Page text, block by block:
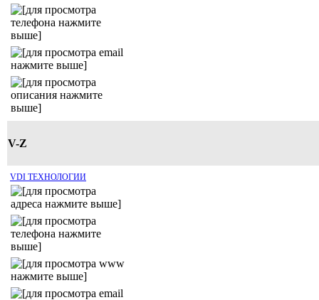
V-Z
VDI ТЕХНОЛОГИИ